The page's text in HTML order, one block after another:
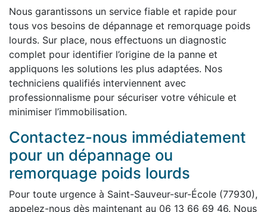
Nous garantissons un service fiable et rapide pour
tous vos besoins de dépannage et remorquage poids
lourds. Sur place, nous effectuons un diagnostic
complet pour identifier l’origine de la panne et
appliquons les solutions les plus adaptées. Nos
techniciens qualifiés interviennent avec
professionnalisme pour sécuriser votre véhicule et
minimiser l’immobilisation.
Contactez-nous immédiatement
pour un dépannage ou
remorquage poids lourds
Pour toute urgence à Saint-Sauveur-sur-École (77930),
appelez-nous dès maintenant au 06 13 66 69 46. Nous